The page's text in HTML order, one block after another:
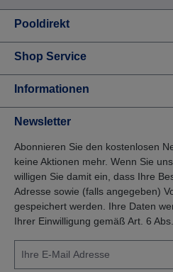
von 100 - 150 cm Die Planen werden aus einzelnen
Bahnen
Pooldirekt
Shop Service
Informationen
Newsletter
Abonnieren Sie den kostenlosen
keine Aktionen mehr. Wenn Sie
willigen Sie damit ein, dass Ihre
Adresse sowie (falls angegeben)
gespeichert werden. Ihre Daten
Ihrer Einwilligung gemäß Art. 6